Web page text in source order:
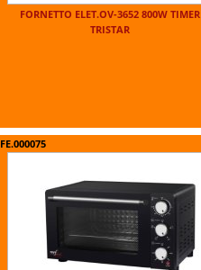
FORNETTO ELET.OV-3652 800W TIMER
TRISTAR
FE.000075